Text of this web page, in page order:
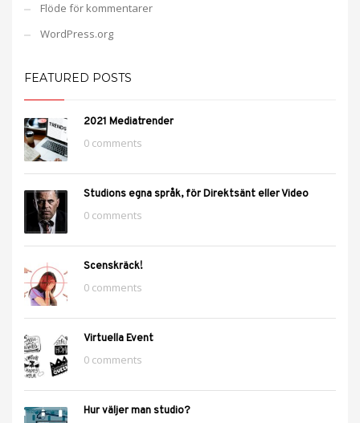
Flöde för kommentarer
WordPress.org
FEATURED POSTS
2021 Mediatrender
0 comments
Studions egna språk, för Direktsänt eller Video
0 comments
Scenskräck!
0 comments
Virtuella Event
0 comments
Hur väljer man studio?